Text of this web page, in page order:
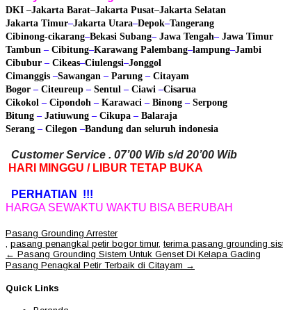
DKI –Jakarta Barat–Jakarta Pusat–Jakarta Selatan
Jakarta Timur–Jakarta Utara–Depok–Tangerang
Cibinong-cikarang–Bekasi Subang– Jawa Tengah– Jawa Timur
Tambun – Cibitung–Karawang Palembang–lampung–Jambi
Cibubur – Cikeas–Ciulengsi–Jonggol
Cimanggis –Sawangan – Parung – Citayam
Bogor – Citeureup – Sentul – Ciawi –Cisarua
Cikokol – Cipondoh – Karawaci – Binong – Serpong
Bitung – Jatiuwung – Cikupa – Balaraja
Serang – Cilegon –Bandung dan seluruh indonesia
Customer Service . 07’00 Wib s/d 20’00 Wib
HARI MINGGU / LIBUR TETAP BUKA
PERHATIAN !!!
HARGA SEWAKTU WAKTU BISA BERUBAH
Pasang Grounding Arrester
pasang penangkal petir bogor timur, terima pasang grounding
Post
navigation
← Pasang Grounding Sistem Untuk Genset Di Kelapa Gading
Pasang Penagkal Petir Terbaik di Citayam →
Quick Links